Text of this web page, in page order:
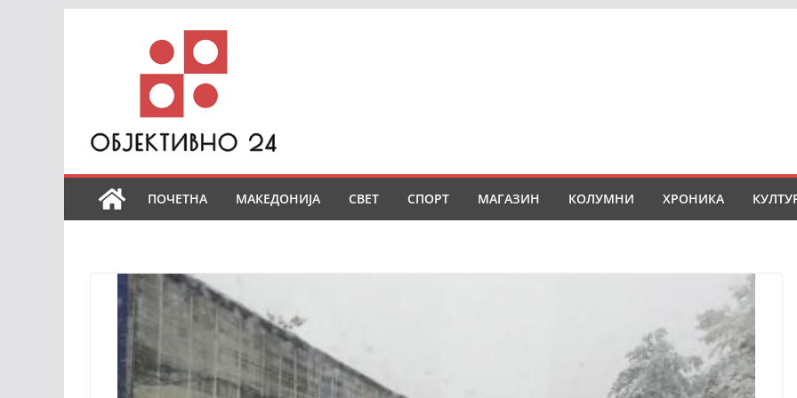
ПОЧЕТНА МАКЕДОНИЈА СВЕТ СПОРТ МАГАЗИН КОЛУМНИ ХРОНИКА